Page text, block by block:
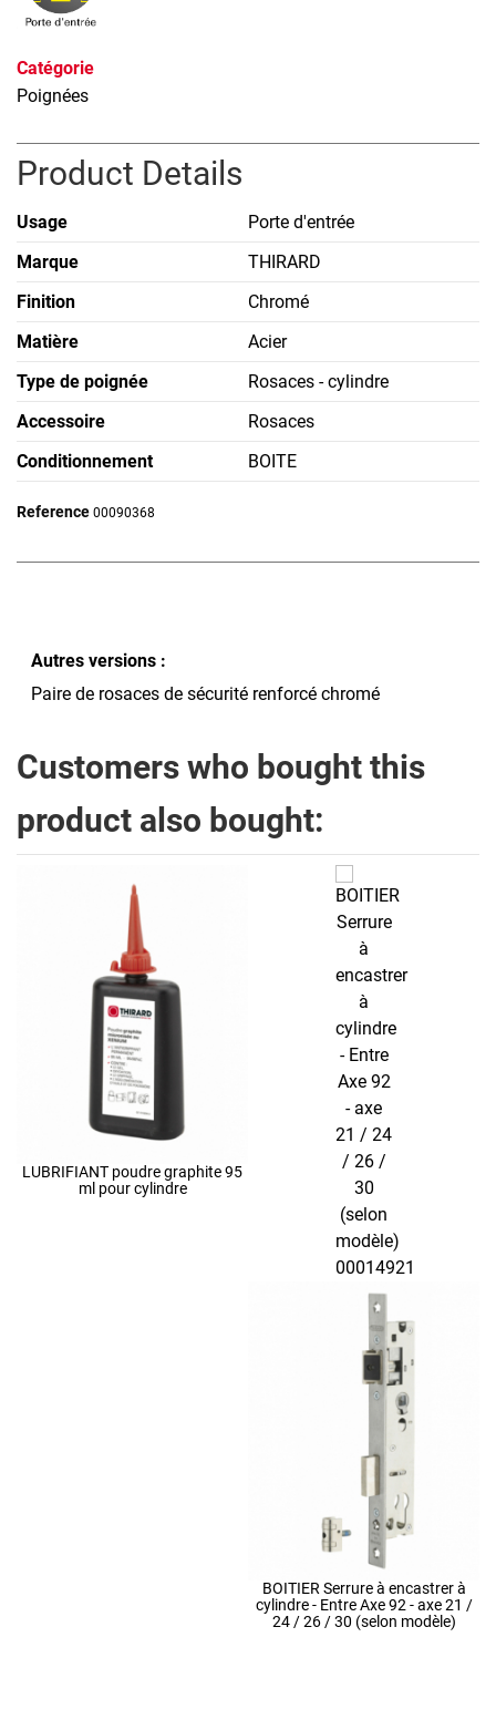
Catégorie
Poignées
Product Details
Usage
Porte d'entrée
Marque
THIRARD
Finition
Chromé
Matière
Acier
Type de poignée
Rosaces - cylindre
Accessoire
Rosaces
Conditionnement
BOITE
Reference 00090368
Autres versions :
Paire de rosaces de sécurité renforcé chromé
Customers who bought this
product also bought:
LUBRIFIANT poudre graphite 95
ml pour cylindre
BOITIER Serrure à encastrer à
cylindre - Entre Axe 92 - axe 21 /
24 / 26 / 30 (selon modèle)